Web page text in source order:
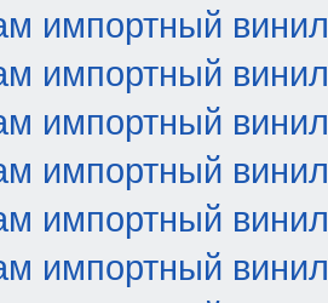
импортный винил
импортный винил
импортный винил
импортный винил
импортный винил
импортный винил